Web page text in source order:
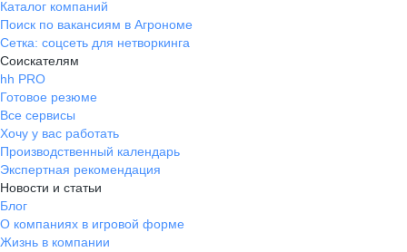
Каталог компаний
Поиск по вакансиям в Агрономе
Сетка: соцсеть для нетворкинга
Соискателям
hh PRO
Готовое резюме
Все сервисы
Хочу у вас работать
Производственный календарь
Экспертная рекомендация
Новости и статьи
Блог
О компаниях в игровой форме
Жизнь в компании